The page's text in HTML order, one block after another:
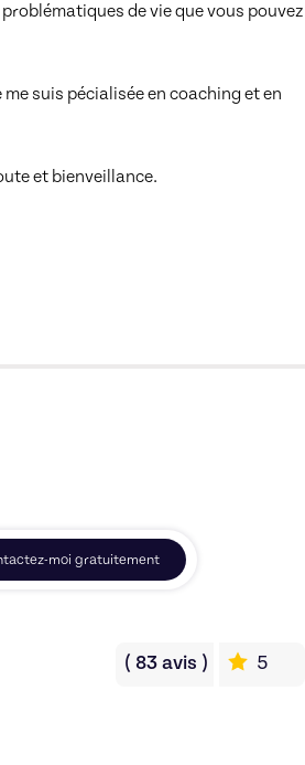
de vie que vous pouvez
suis pécialisée en coaching et en
et bienveillance.
moi gratuitement
( 83 avis ) 5